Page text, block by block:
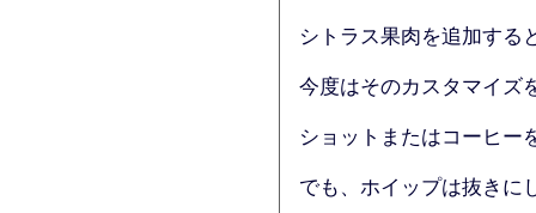
シトラス果肉を追加する
今度はそのカスタマイズ
ショットまたはコーヒ
でも、ホイップは抜きに